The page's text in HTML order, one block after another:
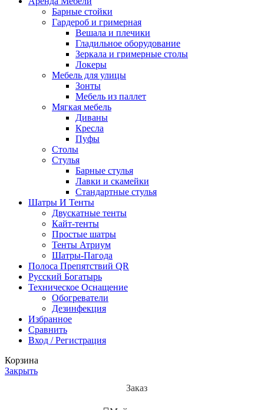
Барные стойки
Гардероб и гримерная
Вешала и плечики
Гладильное оборудование
Зеркала и гримерные столы
Локеры
Мебель для улицы
Зонты
Мебель из паллет
Мягкая мебель
Диваны
Кресла
Пуфы
Столы
Стулья
Барные стулья
Лавки и скамейки
Стандартные стулья
Шатры И Тенты
Двускатные тенты
Кайт-тенты
Простые шатры
Тенты Атриум
Шатры-Пагода
Полоса Препятствий QR
Русский Богатырь
Техническое Оснащение
Обогреватели
Дезинфекция
Избранное
Сравнить
Вход / Регистрация
Корзина
Закрыть
Заказ